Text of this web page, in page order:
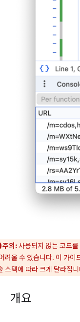
주의:사용되지 않는 코드
려울 수 있습니다. 이 가이
스택에 따라 크게 달라집
개요